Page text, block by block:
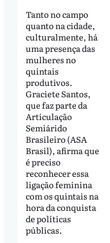
Tanto no campo
quanto na cidade,
culturalmente, há
uma presença das
mulheres no
quintais
produtivos.
Graciete Santos,
que faz parte da
Articulação
Semiárido
Brasileiro (ASA
Brasil), afirma que
é preciso
reconhecer essa
ligação feminina
com os quintais na
hora da conquista
de políticas
públicas.